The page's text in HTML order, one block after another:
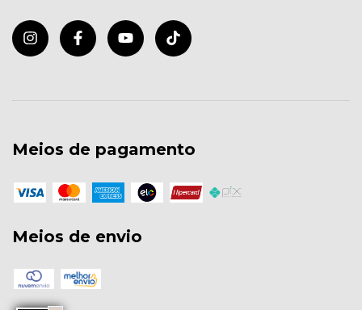
Meios de pagamento
Meios de envio